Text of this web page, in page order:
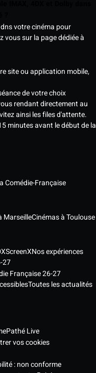
votre cinéma pour
vous sur la page dédiée à
site ou application mobile,
de votre choix
rendant directement au
ainsi les files d'attente.
minutes avant le début de la
Comédie-Française
MarseilleCinémas à Toulouse
ScreenXNos expériences
27
Française 26-27
Toutes les actualités
Pathé Live
vos cookies
: non conforme